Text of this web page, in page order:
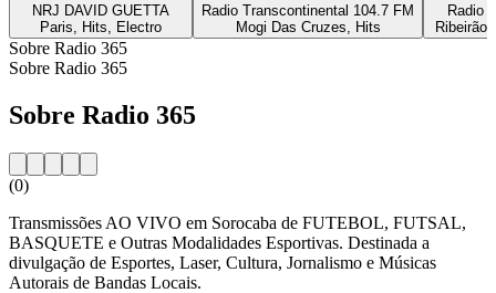
NRJ DAVID GUETTA
Paris, Hits, Electro
Radio Transcontinental 104.7 FM
Mogi Das Cruzes, Hits
Radio
Ribeirão
Sobre Radio 365
Sobre Radio 365
Sobre Radio 365
(0)
Transmissões AO VIVO em Sorocaba de FUTEBOL, FUTSAL,
BASQUETE e Outras Modalidades Esportivas. Destinada a
divulgação de Esportes, Laser, Cultura, Jornalismo e Músicas
Autorais de Bandas Locais.